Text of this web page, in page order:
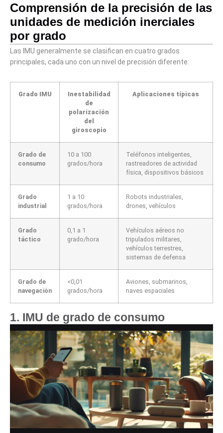
Comprensión de la precisión de las
unidades de medición inerciales
por grado
Las IMU generalmente se clasifican en cuatro grados
principales, cada uno con un nivel de precisión diferente:
Grado IMU
Inestabilidad
de
polarización
del
giroscopio
Aplicaciones típicas
Grado de
consumo
10 a 100
grados/hora
Teléfonos inteligentes,
rastreadores de actividad
física, dispositivos básicos
Grado
industrial
1 a 10
grados/hora
Robots industriales,
drones, vehículos
Grado
táctico
0,1 a 1
grado/hora
Vehículos aéreos no
tripulados militares,
vehículos terrestres,
sistemas de defensa
Grado de
navegación
<0,01
grados/hora
Aviones, submarinos,
naves espaciales
1. IMU de grado de consumo